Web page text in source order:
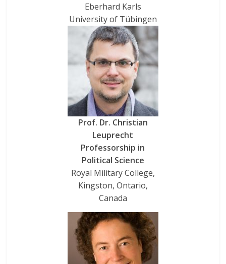
Eberhard Karls
University of Tübingen
Prof. Dr. Christian
Leuprecht
Professorship in
Political Science
Royal Military College,
Kingston, Ontario,
Canada